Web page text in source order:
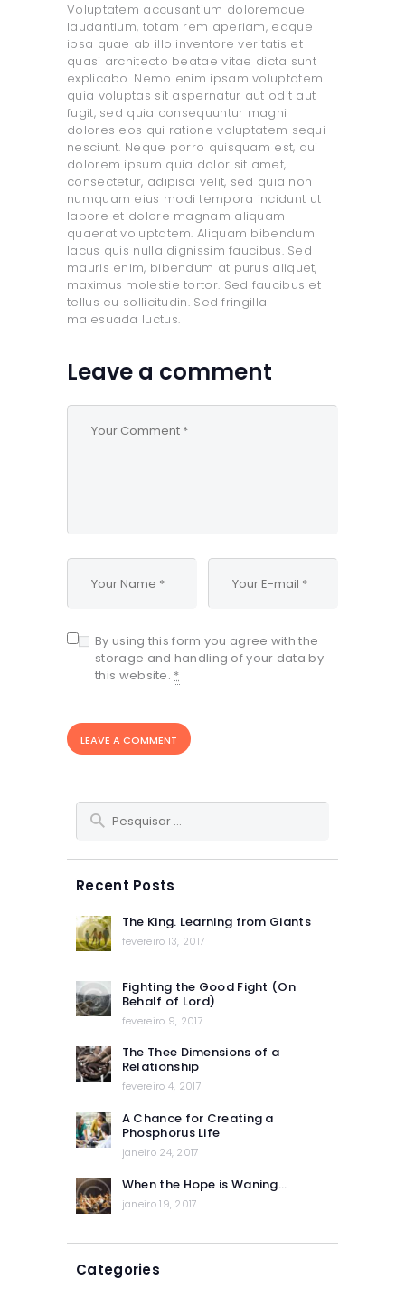
Voluptatem accusantium doloremque
laudantium, totam rem aperiam, eaque
ipsa quae ab illo inventore veritatis et
quasi architecto beatae vitae dicta sunt
explicabo. Nemo enim ipsam voluptatem
quia voluptas sit aspernatur aut odit aut
fugit, sed quia consequuntur magni
dolores eos qui ratione voluptatem sequi
nesciunt. Neque porro quisquam est, qui
dolorem ipsum quia dolor sit amet,
consectetur, adipisci velit, sed quia non
numquam eius modi tempora incidunt ut
labore et dolore magnam aliquam
quaerat voluptatem. Aliquam bibendum
lacus quis nulla dignissim faucibus. Sed
mauris enim, bibendum at purus aliquet,
maximus molestie tortor. Sed faucibus et
tellus eu sollicitudin. Sed fringilla
malesuada luctus.
Leave a comment
By using this form you agree with the
storage and handling of your data by
this website. *
Pesquisar
por:
Recent Posts
The King. Learning from Giants
fevereiro 13, 2017
Fighting the Good Fight (On
Behalf of Lord)
fevereiro 9, 2017
The Thee Dimensions of a
Relationship
fevereiro 4, 2017
A Chance for Creating a
Phosphorus Life
janeiro 24, 2017
When the Hope is Waning…
janeiro 19, 2017
Categories